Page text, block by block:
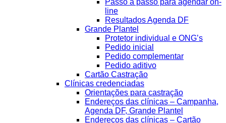
line
Resultados Agenda DF
Grande Plantel
Protetor individual e ONG’s
Pedido inicial
Pedido complementar
Pedido aditivo
Cartão Castração
Clínicas credenciadas
Orientações para castração
Endereços das clínicas – Campanha,
Agenda DF, Grande Plantel
Endereços das clínicas – Cartão